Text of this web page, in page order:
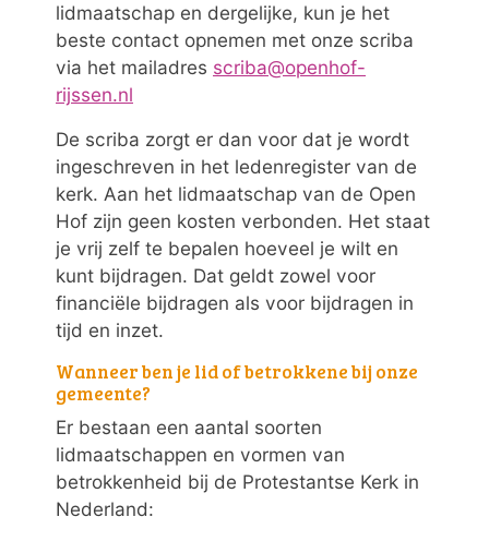
lidmaatschap en dergelijke, kun je het
beste contact opnemen met onze scriba
via het mailadres scriba@openhof-
rijssen.nl
De scriba zorgt er dan voor dat je wordt
ingeschreven in het ledenregister van de
kerk. Aan het lidmaatschap van de Open
Hof zijn geen kosten verbonden. Het staat
je vrij zelf te bepalen hoeveel je wilt en
kunt bijdragen. Dat geldt zowel voor
financiële bijdragen als voor bijdragen in
tijd en inzet.
Wanneer ben je lid of betrokkene bij onze
gemeente?
Er bestaan een aantal soorten
lidmaatschappen en vormen van
betrokkenheid bij de Protestantse Kerk in
Nederland: